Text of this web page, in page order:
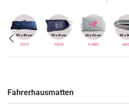
Fahrerhausmatten